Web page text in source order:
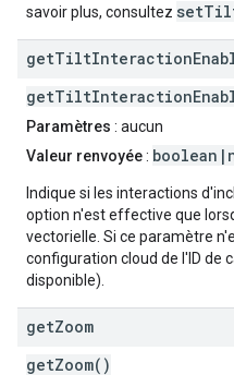
savoir plus, consultez
getTiltInteraction
Paramètres : aucun
Valeur renvoyée:
Indique si les interactions
option n'est effective que
vectorielle. Si ce paramètre
configuration cloud de l'ID de
disponible).
getZoom
getZoom()